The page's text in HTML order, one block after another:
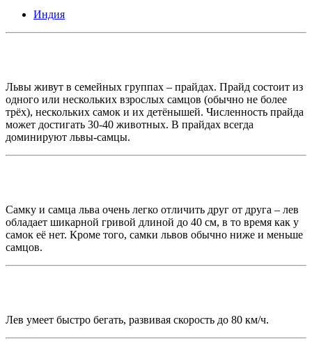
Индия
Львы живут в семейных группах – прайдах. Прайд состоит из
одного или нескольких взрослых самцов (обычно не более
трёх), нескольких самок и их детёнышей. Численность прайда
может достигать 30-40 животных. В прайдах всегда
доминируют львы-самцы.
Самку и самца льва очень легко отличить друг от друга – лев
обладает шикарной гривой длиной до 40 см, в то время как у
самок её нет. Кроме того, самки львов обычно ниже и меньше
самцов.
Лев умеет быстро бегать, развивая скорость до 80 км/ч.